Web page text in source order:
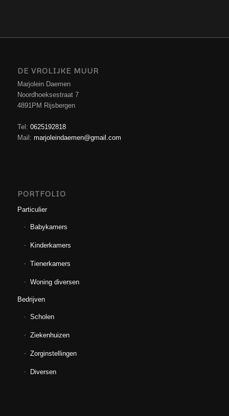
DE VROLIJKE MUUR
Marjolein Daemen
Noordhoeksestraat 7
4891PM Rijsbergen
Tel: 0625192818
Mail: marjoleindaemen@gmail.com
PORTFOLIO
Particulier
Babykamers
Kinderkamers
Tienerkamers
Woning diversen
Bedrijven
Scholen
Ziekenhuizen
Zorginstellingen
Diversen